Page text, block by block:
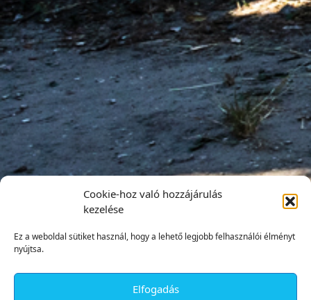
Cookie-hoz való hozzájárulás
kezelése
Ez a weboldal sütiket használ, hogy a lehető legjobb felhasználói élményt
nyújtsa.
Elfogadás